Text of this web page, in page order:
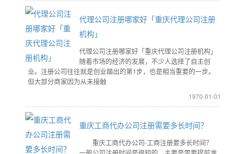
代理公司注册哪家好「重庆代理公司注册
机构」
代理公司注册哪家好「重庆代理公司注册机构」
随着市场的经济的发展，不少人选择了自主创
业。注册公司往往就是创业踏出的第1步，也是相当重要的一步。
但大部分商家因为从未接触
1970-01-01
重庆工商代办公司注册需要多长时间？
重庆工商代办公司-工商注册要多长时间？
一般公司注册时间是很短的，主要是需要提前准